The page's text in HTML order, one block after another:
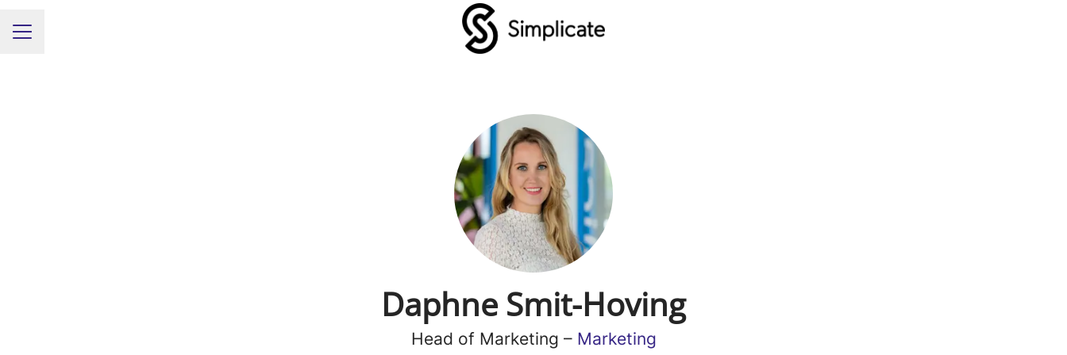
Carrièremenu
Daphne Smit-Hoving
Head of Marketing – Marketing